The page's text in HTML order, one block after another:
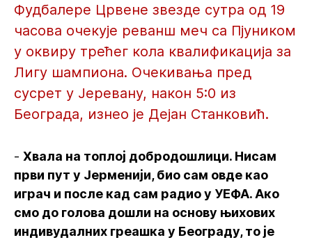
Фудбалере Црвене звезде сутра од 19
часова очекује реванш меч са Пјуником
у оквиру трећег кола квалификација за
Лигу шампиона. Очекивања пред
сусрет у Јеревану, након 5:0 из
Београда, изнео је Дејан Станковић.
- Хвала на топлој добродошлици. Нисам
први пут у Јерменији, био сам овде као
играч и после кад сам радио у УЕФА. Ако
смо до голова дошли на основу њихових
индивудалних греашка у Београду, то је